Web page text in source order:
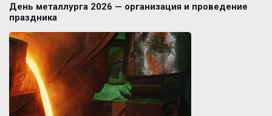
День металлурга 2026 — организация и проведение
праздника